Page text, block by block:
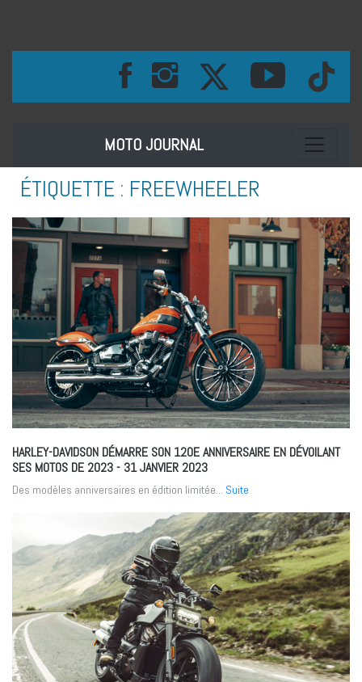
MOTO JOURNAL Toggle
ÉTIQUETTE : FREEWHEELER
HARLEY-DAVIDSON DÉMARRE SON 120E ANNIVERSAIRE EN DÉVOILANT
SES MOTOS DE 2023- 31 JANVIER 2023
Des modèles anniversaires en édition limitée... Suite